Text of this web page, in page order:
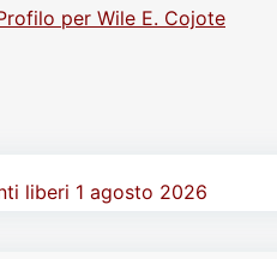
per Wile E. Cojote
liberi 1 agosto 2026